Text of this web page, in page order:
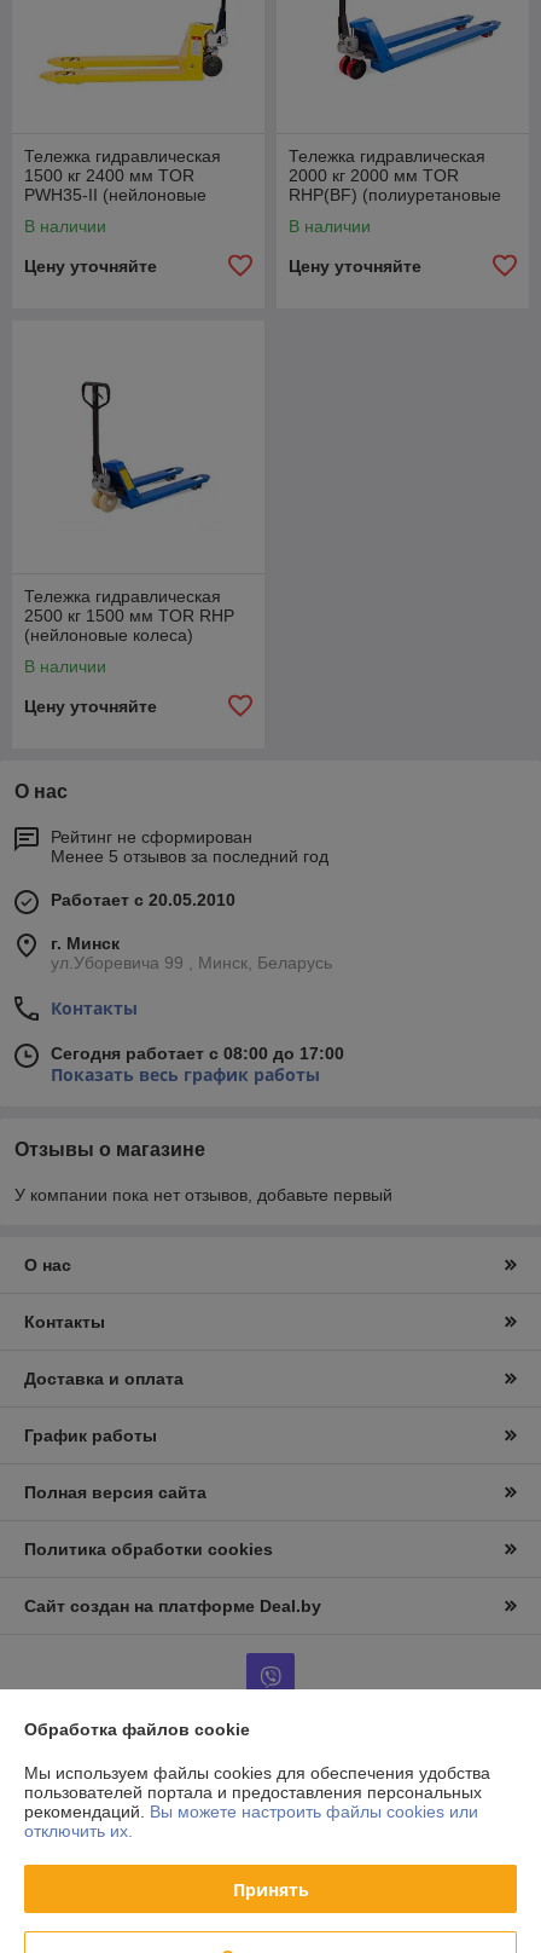
Тележка гидравлическая
1500 кг 2400 мм TOR
PWH35-II (нейлоновые
В наличии
Цену уточняйте
Тележка гидравлическая
2000 кг 2000 мм TOR
RHP(BF) (полиуретановые
В наличии
Цену уточняйте
Тележка гидравлическая
2500 кг 1500 мм TOR RHP
(нейлоновые колеса)
В наличии
Цену уточняйте
О нас
Рейтинг не сформирован
Менее 5 отзывов за последний год
Работает с 20.05.2010
г. Минск
ул.Уборевича 99 , Минск, Беларусь
Контакты
Сегодня работает с 08:00 до 17:00
Показать весь график работы
Отзывы о магазине
У компании пока нет отзывов, добавьте первый
О нас
Контакты
Доставка и оплата
График работы
Полная версия сайта
Политика обработки cookies
Сайт создан на платформе Deal.by
Информация для покупателя
Юридическое лицо:ООО «АльтернативаСервисТорг»
РБ, г.Минск, ул. Уборевича 99
Регистрационный номер ЕГР: 193006870
Регистрационный орган: Мингорисполком
Обработка файлов cookie
Мы используем файлы cookies для обеспечения удобства
пользователей портала и предоставления персональных
рекомендаций. Вы можете настроить файлы cookies или
отключить их.
Принять